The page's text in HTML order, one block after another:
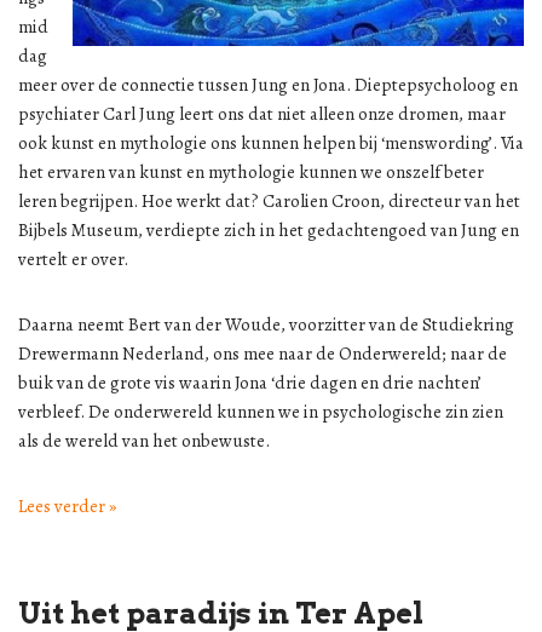
mid
dag
meer over de connectie tussen Jung en Jona. Dieptepsycholoog en
psychiater Carl Jung leert ons dat niet alleen onze dromen, maar
ook kunst en mythologie ons kunnen helpen bij ‘menswording’. Via
het ervaren van kunst en mythologie kunnen we onszelf beter
leren begrijpen. Hoe werkt dat? Carolien Croon, directeur van het
Bijbels Museum, verdiepte zich in het gedachtengoed van Jung en
vertelt er over.
Daarna neemt Bert van der Woude, voorzitter van de Studiekring
Drewermann Nederland, ons mee naar de Onderwereld; naar de
buik van de grote vis waarin Jona ‘drie dagen en drie nachten’
verbleef. De onderwereld kunnen we in psychologische zin zien
als de wereld van het onbewuste.
Lees verder »
Uit het paradijs in Ter Apel